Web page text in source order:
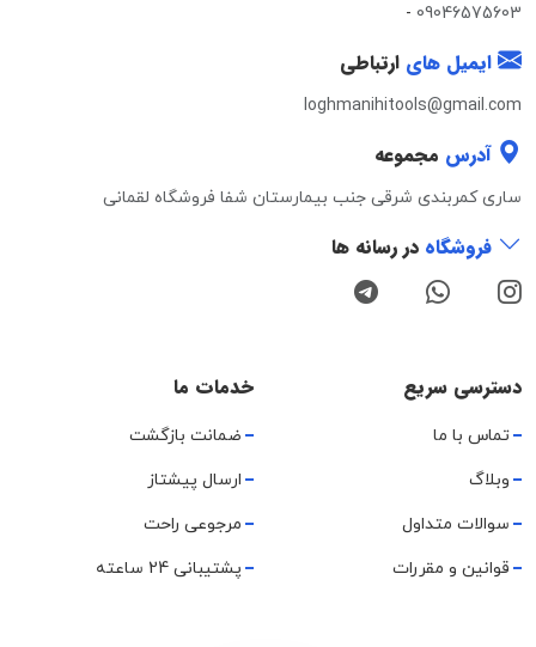
09046575603
-
ایمیل های ارتباطی
loghmanihitools@gmail.com
آدرس مجموعه
ساری کمربندی شرقی جنب بیمارستان شفا فروشگاه لقمانی
فروشگاه در رسانه ها
دسترسی سریع
تماس با ما
وبلاگ
سوالات متداول
قوانین و مقررات
خدمات ما
ضمانت بازگشت
ارسال پیشتاز
مرجوعی راحت
پشتیبانی 24 ساعته